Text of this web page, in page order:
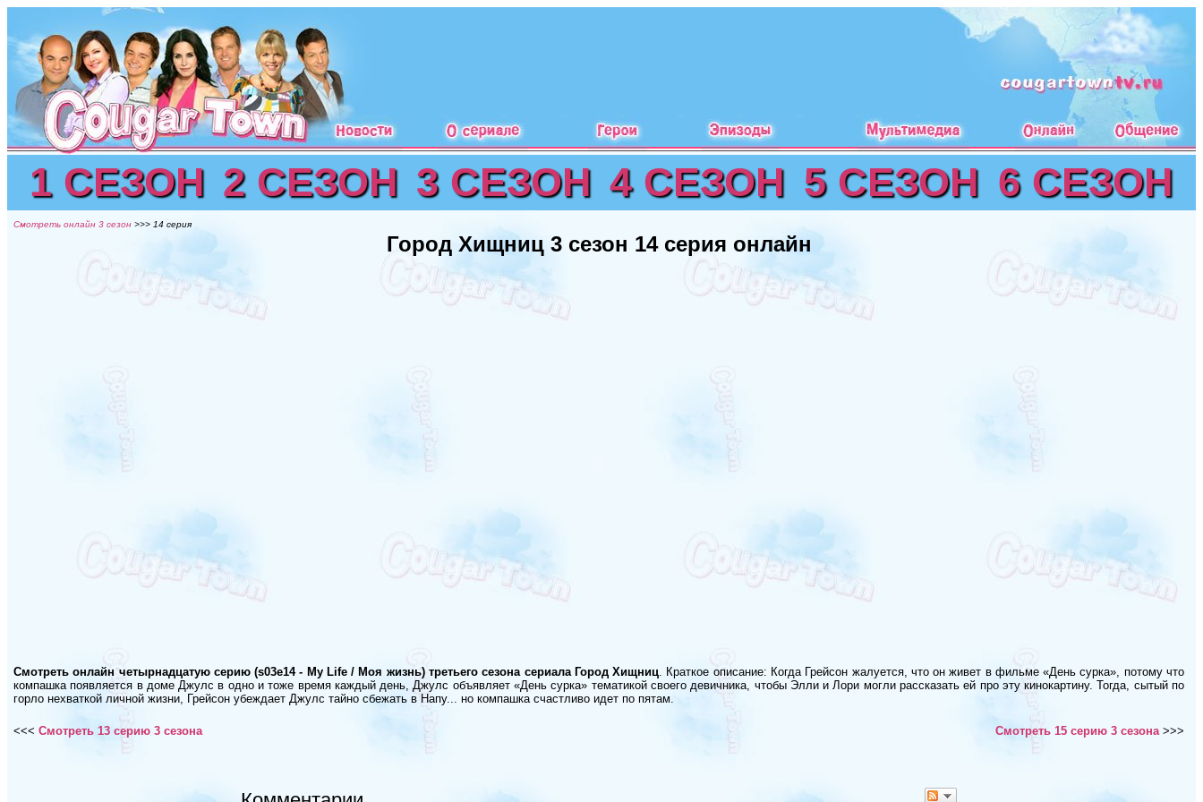
1 СЕЗОН 2 СЕЗОН 3 СЕЗОН 4 СЕЗОН 5 СЕЗОН 6 СЕЗОН
Смотреть онлайн 3 сезон >>> 14 серия
Город Хищниц 3 сезон 14 серия онлайн
Смотреть онлайн четырнадцатую серию (s03e14 - My Life / Моя жизнь) третьего сезона сериала Город Хищниц. Краткое описание: Когда Грейсон жалуется, что он живет в фильме «День сурка», потому что
компашка появляется в доме Джулс в одно и тоже время каждый день, Джулс объявляет «День сурка» тематикой своего девичника, чтобы Элли и Лори могли рассказать ей про эту кинокартину. Тогда, сытый по
горло нехваткой личной жизни, Грейсон убеждает Джулс тайно сбежать в Напу... но компашка счастливо идет по пятам.
<<< Смотреть 13 серию 3 сезона Смотреть 15 серию 3 сезона>>>